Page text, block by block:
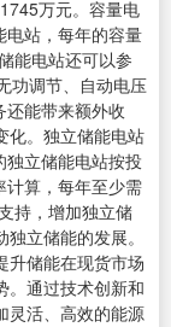
万元。容量电
站，每年的容量
能电站还可以参
功调节、自动电压
还能带来额外收
化。独立储能电站
立储能电站按投
计算，每年至少需
持，增加独立储
立储能的发展。
升储能在现货市场
。通过技术创新和
灵活、高效的能源